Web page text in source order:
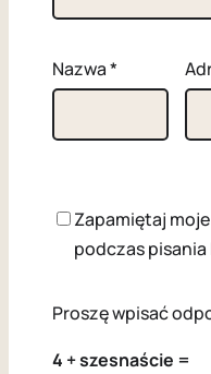
Nazwa*
Zapamiętaj
podczas
Proszę wpisać
4 + szesnaście =